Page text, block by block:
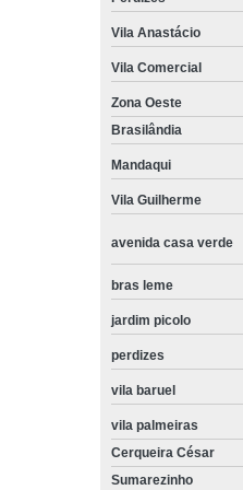
Vila Anastácio
Vila Comercial
Zona Oeste
Brasilândia
Mandaqui
Vila Guilherme
avenida casa verde
bras leme
jardim picolo
perdizes
vila baruel
vila palmeiras
Cerqueira César
Sumarezinho